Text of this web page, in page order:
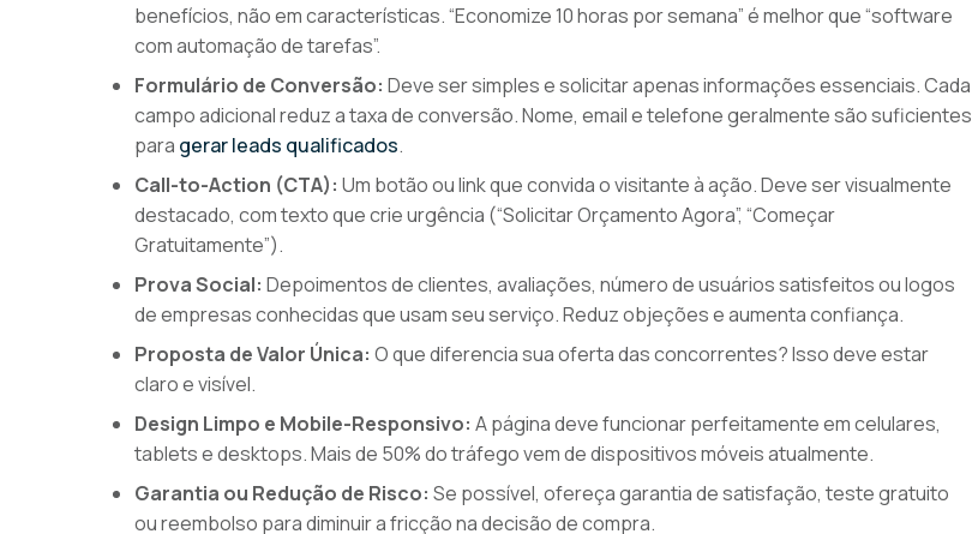
benefícios, não em características. “Economize 10 horas por semana” é melhor que “software
com automação de tarefas”.
Formulário de Conversão: Deve ser simples e solicitar apenas informações essenciais. Cada
campo adicional reduz a taxa de conversão. Nome, email e telefone geralmente são suficientes
para gerar leads qualificados.
Call-to-Action (CTA): Um botão ou link que convida o visitante à ação. Deve ser visualmente
destacado, com texto que crie urgência (“Solicitar Orçamento Agora”, “Começar
Gratuitamente”).
Prova Social: Depoimentos de clientes, avaliações, número de usuários satisfeitos ou logos
de empresas conhecidas que usam seu serviço. Reduz objeções e aumenta confiança.
Proposta de Valor Única: O que diferencia sua oferta das concorrentes? Isso deve estar
claro e visível.
Design Limpo e Mobile-Responsivo: A página deve funcionar perfeitamente em celulares,
tablets e desktops. Mais de 50% do tráfego vem de dispositivos móveis atualmente.
Garantia ou Redução de Risco: Se possível, ofereça garantia de satisfação, teste gratuito
ou reembolso para diminuir a fricção na decisão de compra.